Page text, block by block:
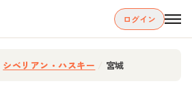
ログイン
シベリアン・ハスキー 宮城